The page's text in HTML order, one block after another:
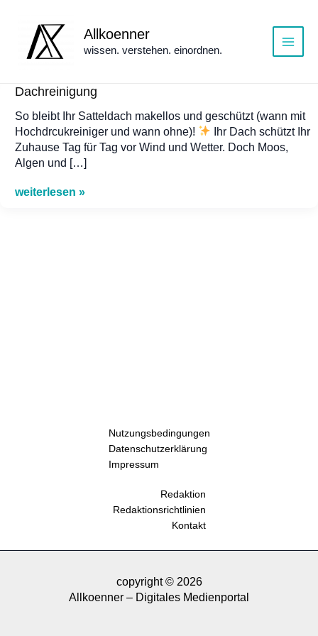
springen
Allkoenner
wissen. verstehen. einordnen.
Main
Dachreinigung
So bleibt Ihr Satteldach makellos und geschützt (wann mit
Hochdrcukreiniger und wann ohne)!
Ihr Dach schützt Ihr
Zuhause Tag für Tag vor Wind und Wetter. Doch Moos,
Algen und […]
Dachreinigung
weiterlesen »
Nutzungsbedingungen
Datenschutzerklärung
Impressum
Redaktion
Redaktionsrichtlinien
Kontakt
copyright © 2026
Allkoenner – Digitales Medienportal